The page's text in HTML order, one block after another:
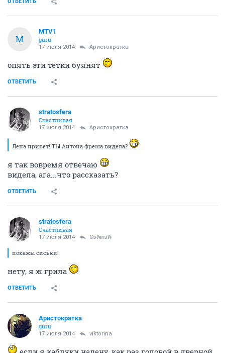
M
MTV1
guru
17 июля 2014 Аристократка
опять эти тетки буянят
ОТВЕТИТЬ
stratosfera
Счастливая
17 июля 2014 Аристократка
Лена привет! ТЫ Антона фреша видела?
я так вовремя отвечаю
видела, ага...что рассказать?
ОТВЕТИТЬ
stratosfera
Счастливая
17 июля 2014 Сэймэй
покажы сиськи!
нету, я ж грила
ОТВЕТИТЬ
Аристократка
guru
17 июля 2014 viktorina